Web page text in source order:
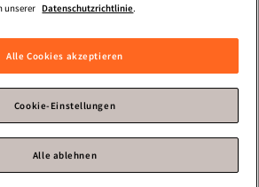
Verkäufern hervorgehobene Werbeangebote.
Hosen Vero Moda Hosen
gefallen
unserer Datenschutzrichtlinie.
Alle Cookies akzeptieren
Cookie-Einstellungen
Alle ablehnen